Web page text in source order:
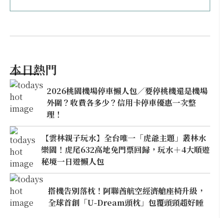
本日熱門
2026桃園機場停車懶人包／要停桃機還是機場
外圍？收費各多少？信用卡停車優惠一次整
理！
【雲林親子玩水】全台唯一「虎爺主題」叢林水
樂園！虎尾632高地免門票回歸，玩水＋4大順遊
秘境一日遊懶人包
搭機告別落枕！阿聯酋航空經濟艙座椅升級，
全球首創「U-Dream頭枕」包覆頭頸超好睡